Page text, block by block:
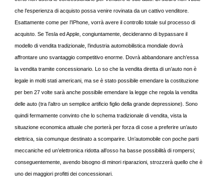
che l’esperienza di acquisto possa venire rovinata da un cattivo venditore.
Esattamente come per l’IPhone, vorrà avere il controllo totale sul processo di
acquisto. Se Tesla ed Apple, congiuntamente, decideranno di bypassare il
modello di vendita tradizionale, l’industria automobilistica mondiale dovrà
affrontare uno svantaggio competitivo enorme. Dovrà abbandonare anch’essa
la vendita tramite concessionario. Lo so che la vendita diretta di un’auto non è
legale in molti stati americani, ma se è stato possibile emendare la costituzione
per ben 27 volte sarà anche possibile emendare la legge che regola la vendita
delle auto (tra l’altro un semplice artificio figlio della grande depressione). Sono
quindi fermamente convinto che lo schema tradizionale di vendita, vista la
situazione economica attuale che porterà per forza di cose a preferire un’auto
elettrica, sia comunque destinato a scomparire. Un’automobile con poche parti
meccaniche ed un’elettronica ridotta all’osso ha basse possibilità di rompersi;
conseguentemente, avendo bisogno di minori riparazioni, strozzerà quello che è
uno dei maggiori profitti dei concessionari.